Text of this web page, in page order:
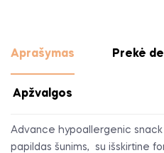
Aprašymas Prekė
Apžvalgos
Advance hypoallergenic snack
papildas šunims, su išskirtine